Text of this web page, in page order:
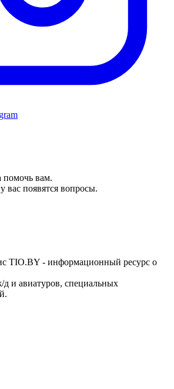
помочь вам.
вас появятся вопросы.
TIO.BY - информационный ресурс о
и авиатуров, специальных